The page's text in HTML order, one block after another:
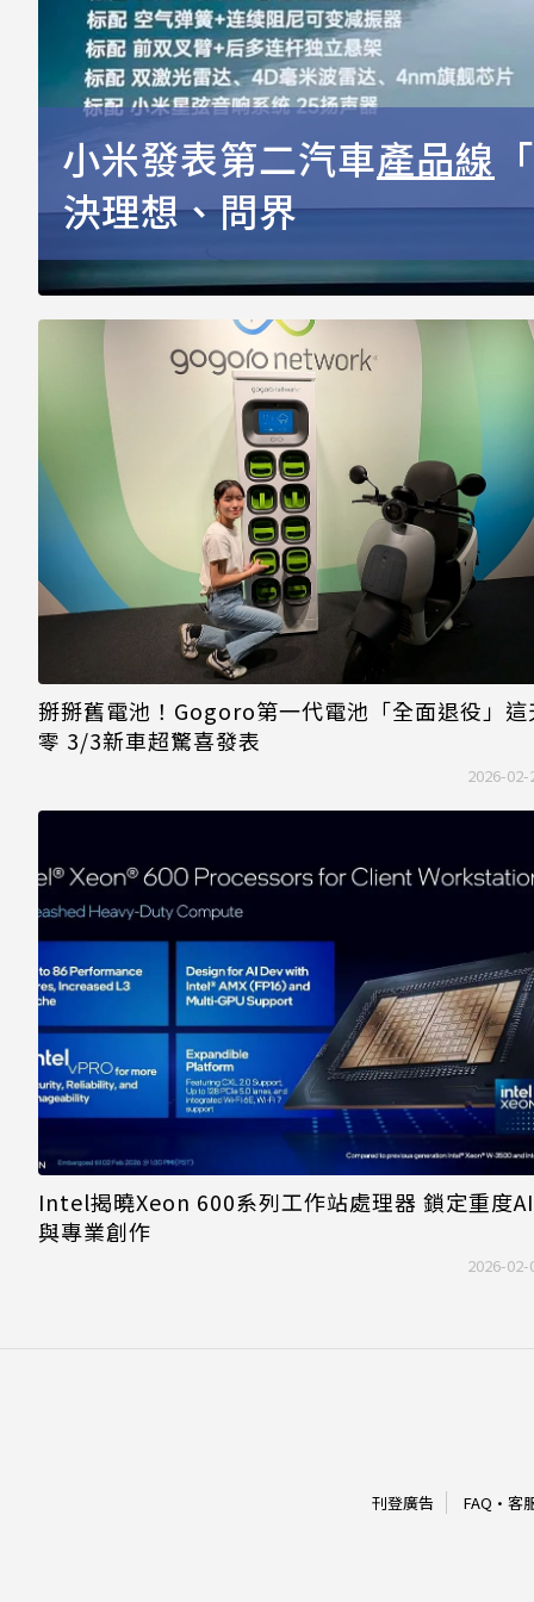
小米發表第二汽車產品線
決理想、問界
掰掰舊電池！Gogoro第一代電池「全面退役」這
零 3/3新車超驚喜發表
2026-02-
Intel揭曉Xeon 600系列工作站處理器 鎖定重度
與專業創作
2026-02-
刊登廣告 FAQ · 客